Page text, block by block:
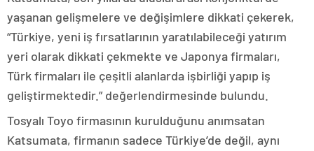
yaşanan gelişmelere ve değişimlere dikkati çekerek,
“Türkiye, yeni iş fırsatlarının yaratılabileceği yatırım
yeri olarak dikkati çekmekte ve Japonya firmaları,
Türk firmaları ile çeşitli alanlarda işbirliği yapıp iş
geliştirmektedir.” değerlendirmesinde bulundu.
Tosyalı Toyo firmasının kurulduğunu anımsatan
Katsumata, firmanın sadece Türkiye’de değil, aynı